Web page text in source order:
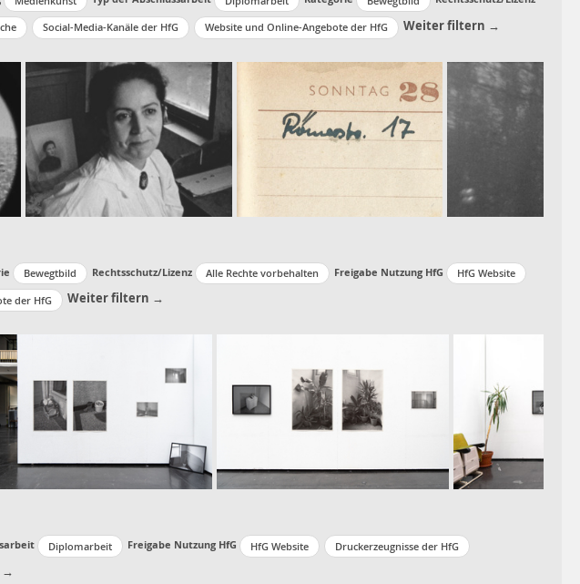
Social-Media-Kanäle der HfG Website und Online-Angebote der HfG Weiter filtern →
Bewegtbild Rechtsschutz/Lizenz Alle Rechte vorbehalten Freigabe Nutzung HfG
HfG Website
der HfG Weiter filtern →
Diplomarbeit Freigabe Nutzung HfG HfG Website
Druckerzeugnisse der HfG
→